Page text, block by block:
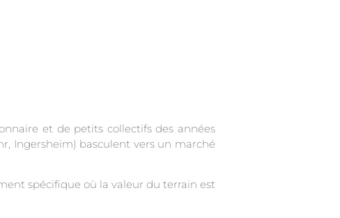
et de petits collectifs des années
Ingersheim) basculent vers un marché
spécifique où la valeur du terrain est